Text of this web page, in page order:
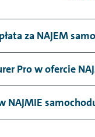
za NAJEM
Pro w ofercie
NAJMIE